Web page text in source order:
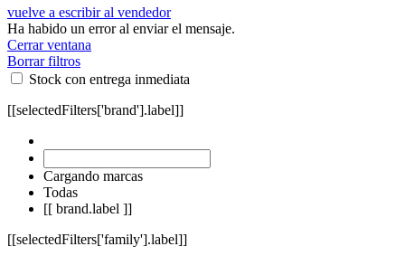
vuelve a escribir al vendedor
Ha habido un error al enviar el mensaje.
Cerrar ventana
Borrar filtros
Stock con entrega inmediata
[[selectedFilters['brand'].label]]
Cargando marcas
Todas
[[ brand.label ]]
[[selectedFilters['family'].label]]